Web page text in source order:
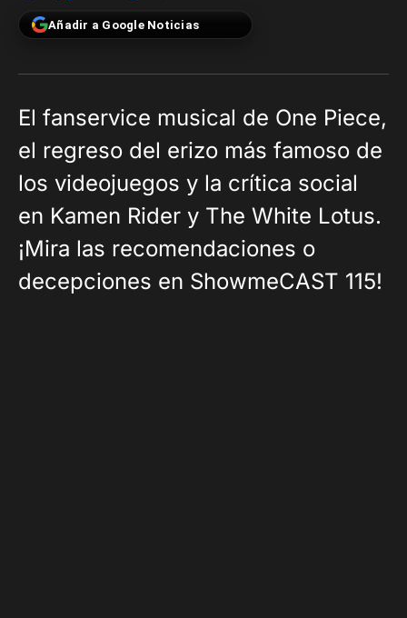
Añadir a Google Noticias
El fanservice musical de One Piece,
el regreso del erizo más famoso de
los videojuegos y la crítica social
en Kamen Rider y The White Lotus.
¡Mira las recomendaciones o
decepciones en ShowmeCAST 115!